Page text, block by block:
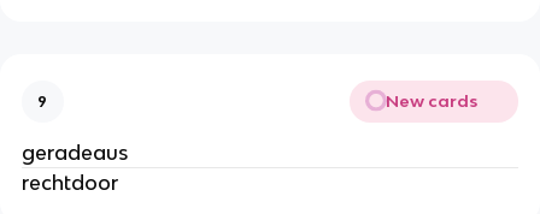
9 New cards
geradeaus
rechtdoor